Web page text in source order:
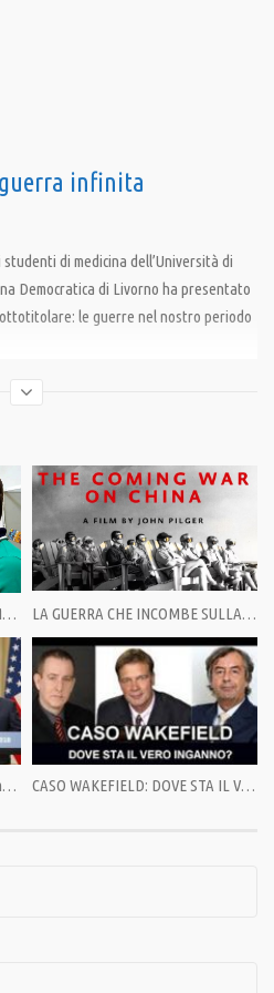
infinita
di medicina dell’Università di
Democratica di Livorno ha presentato
le guerre nel nostro periodo
Valerio Gennaro, di Medici per
una sintesi di un nuovo studio
commissione parlamentare di
e vaccini dei militari italiani.
agosto e continueremo ad aiutarti a
sostienici/
intestato ad
cgi-bin/webscr
gratis.
La biblioteca di Pandora: “Mira Markovic, memorie di una strega rossa” LA GUERRA CHE INCOMBE SULLA CINA di John Pilger [sott. in italiano]
L’Arte della Guerra – L’establishment Usa dietro il Summit di Helsinki CASO WAKEFIELD: DOVE STA IL VERO INGANNO?